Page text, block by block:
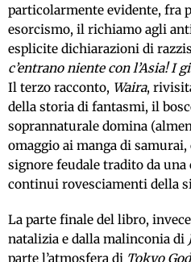
particolarmente evidente, fra
esorcismo, il richiamo agli
esplicite dichiarazioni di
c’entrano niente con l’Asia! I
Il terzo racconto, Waira,
della storia di fantasmi, il
soprannaturale domina
omaggio ai manga di
signore feudale tradito da una
continui rovesciamenti della
La parte finale del libro,
natalizia e dalla malinconia di
parte l’atmosfera di Tokyo